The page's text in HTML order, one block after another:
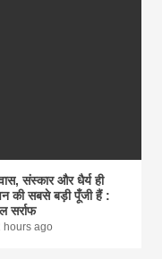
संस्कार और धैर्य ही
की सबसे बड़ी पूँजी हैं :
सर्राफ
hours ago